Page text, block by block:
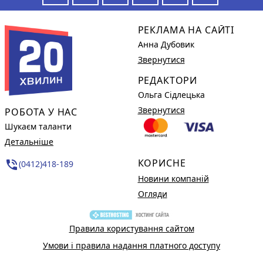
РОБОТА У НАС
Шукаєм таланти
Детальніше
phone_in_talk(0412)418-189
РЕКЛАМА НА САЙТІ
Анна Дубовик
Звернутися
РЕДАКТОРИ
Ольга Сідлецька
Звернутися
КОРИСНЕ
Новини компаній
Огляди
Правила користування сайтом
Умови і правила надання платного доступу